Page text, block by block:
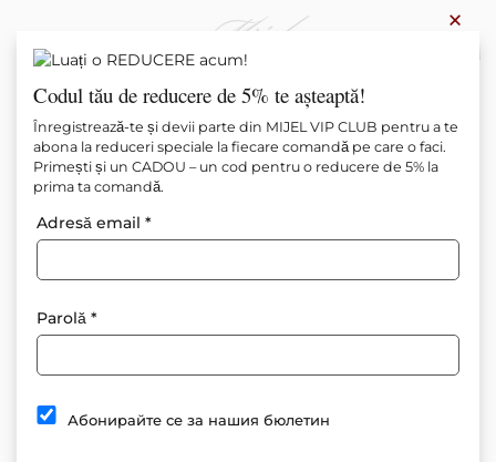
×
Codul tău de reducere de 5% te așteaptă!
Înregistrează-te și devii parte din MIJEL VIP CLUB pentru a te
abona la reduceri speciale la fiecare comandă pe care o faci.
Primești și un CADOU – un cod pentru o reducere de 5% la
prima ta comandă.
Adresă email*
Parolă*
Абонирайте се за нашия бюлетин